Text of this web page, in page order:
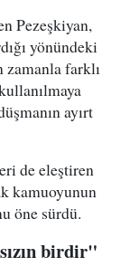
Pezeşkiyan,
yönündeki
zamanla farklı
ayırt
de eleştiren
kamuoyunun
öne sürdü.
birdir"